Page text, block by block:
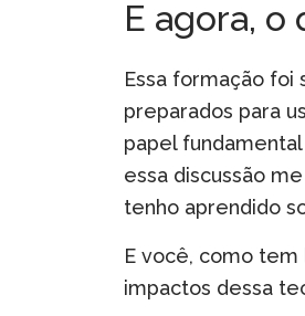
E agora, o
Essa formação foi
preparados para
papel
essa discussão
tenho aprendido
E você, como tem
impactos dessa